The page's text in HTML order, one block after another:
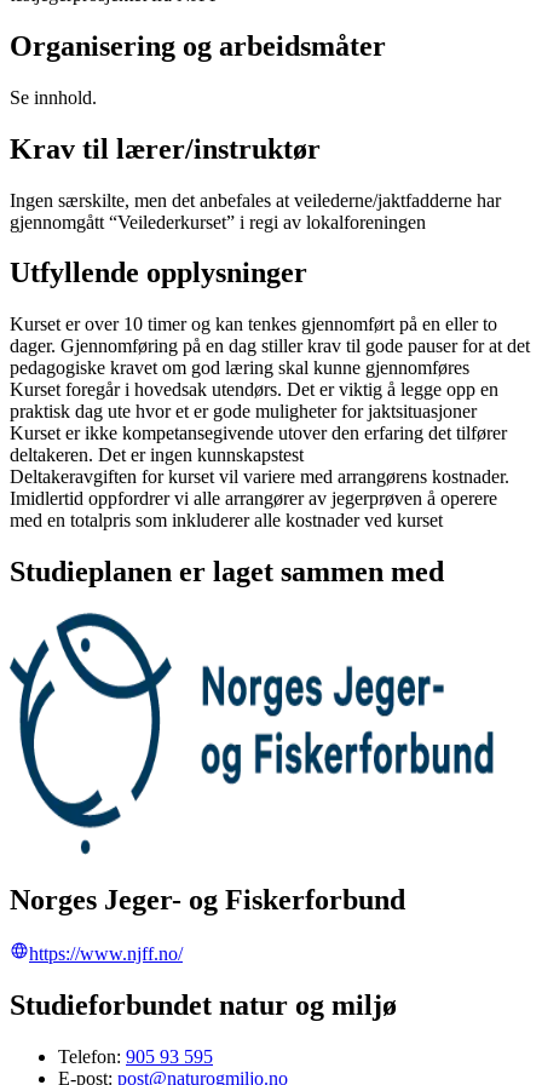
Organisering og arbeidsmåter
Se innhold.
Krav til lærer/instruktør
Ingen særskilte, men det anbefales at veilederne/jaktfadderne har
gjennomgått “Veilederkurset” i regi av lokalforeningen
Utfyllende opplysninger
Kurset er over 10 timer og kan tenkes gjennomført på en eller to
dager. Gjennomføring på en dag stiller krav til gode pauser for at det
pedagogiske kravet om god læring skal kunne gjennomføres
Kurset foregår i hovedsak utendørs. Det er viktig å legge opp en
praktisk dag ute hvor et er gode muligheter for jaktsituasjoner
Kurset er ikke kompetansegivende utover den erfaring det tilfører
deltakeren. Det er ingen kunnskapstest
Deltakeravgiften for kurset vil variere med arrangørens kostnader.
Imidlertid oppfordrer vi alle arrangører av jegerprøven å operere
med en totalpris som inkluderer alle kostnader ved kurset
Studieplanen er laget sammen med
Norges Jeger- og Fiskerforbund
https://www.njff.no/
Studieforbundet natur og miljø
Telefon: 905 93 595
E-post: post@naturogmiljo.no